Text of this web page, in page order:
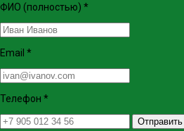
ФИО (полностью) *
Email *
Телефон *
Отправить